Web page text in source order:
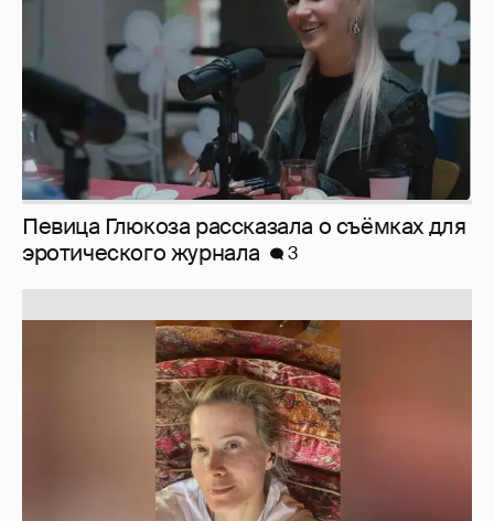
Юлия Высоцкая выложила селфи без